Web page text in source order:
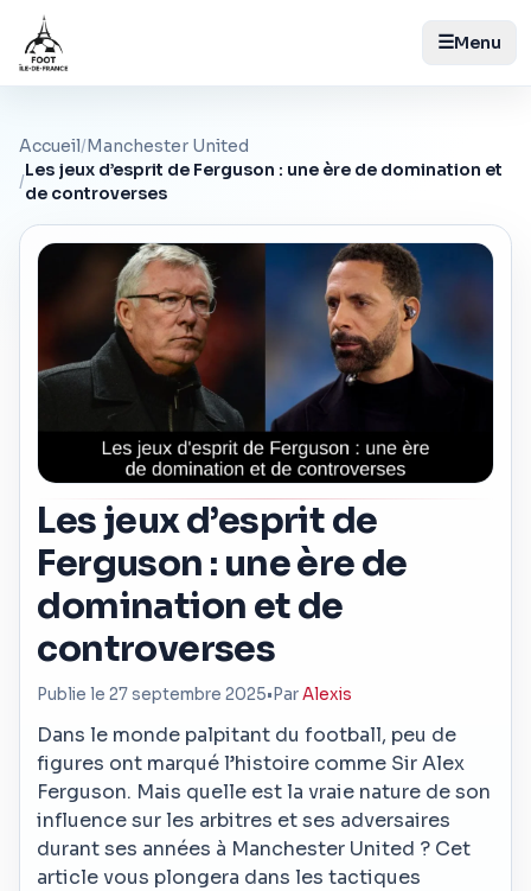
☰Menu
Accueil/Manchester United
/
Les jeux d’esprit de Ferguson : une ère de domination et
de controverses
Les jeux d’esprit de
Ferguson : une ère de
domination et de
controverses
Publie le 27 septembre 2025• ParAlexis
Dans le monde palpitant du football, peu de
figures ont marqué l’histoire comme Sir Alex
Ferguson. Mais quelle est la vraie nature de son
influence sur les arbitres et ses adversaires
durant ses années à Manchester United ? Cet
article vous plongera dans les tactiques